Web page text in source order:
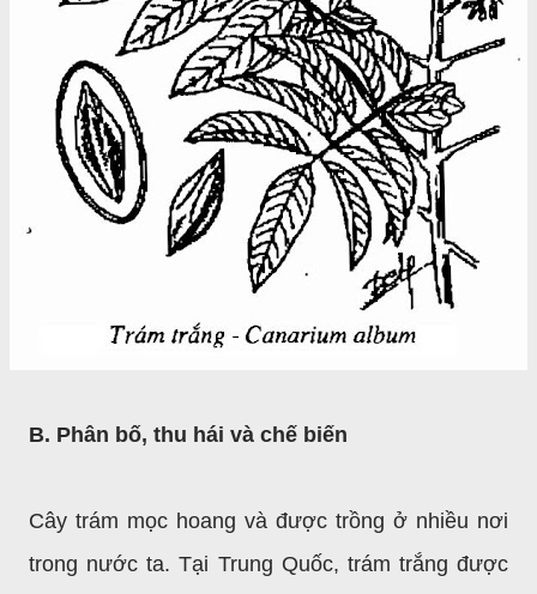
B. Phân bố, thu hái và chế biến
Cây trám mọc hoang và được trồng ở nhiều nơi
trong nước ta. Tại Trung Quốc, trám trắng được